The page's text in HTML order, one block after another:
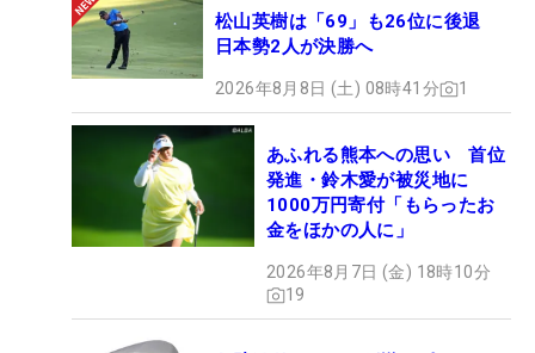
松山英樹は「69」も26位に後退
日本勢2人が決勝へ
2026年8月8日 (土) 08時41分 1
あふれる熊本への思い 首位
発進・鈴木愛が被災地に
1000万円寄付「もらったお
金をほかの人に」
2026年8月7日 (金) 18時10分
19